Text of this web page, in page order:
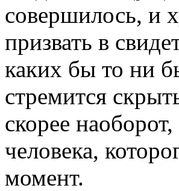
совершилось, и
призвать в
каких бы то ни
стремится
скорее
человека,
момент.